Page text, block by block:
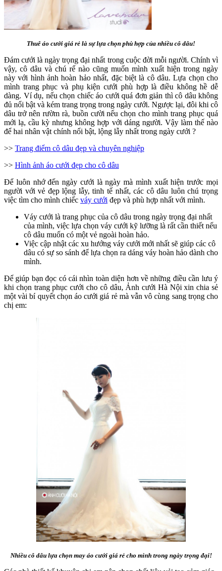
Thuê áo cưới giá rẻ là sự lựa chọn phù hợp của nhiều cô dâu!
Đám cưới là ngày trọng đại nhất trong cuộc đời mỗi người. Chính vì
vậy, cô dâu và chú rể nào cũng muốn mình xuất hiện trong ngày
này với hình ảnh hoàn hảo nhất, đặc biệt là cô dâu. Lựa chọn cho
mình trang phục và phụ kiện cưới phù hợp là điều không hề dễ
dàng. Ví dụ, nếu chọn chiếc áo cưới quá đơn giản thì cô dâu không
đủ nổi bật và kém trang trọng trong ngày cưới. Ngược lại, đôi khi cô
dâu trở nên rườm rà, buồn cười nếu chọn cho mình trang phục quá
mới lạ, cầu kỳ nhưng không hợp với dáng người. Vậy làm thế nào
để hai nhân vật chính nổi bật, lộng lẫy nhất trong ngày cưới ?
>> Trang điểm cô dâu đẹp và chuyên nghiệp
>> Hình ảnh áo cưới đẹp cho cô dâu
Để luôn nhớ đến ngày cưới là ngày mà mình xuất hiện trước mọi
người với vẻ đẹp lộng lẫy, tinh tế nhất, các cô dâu luôn chú trọng
việc tìm cho mình chiếc váy cưới đẹp và phù hợp nhất với mình.
Váy cưới là trang phục của cô dâu trong ngày trọng đại nhất
của mình, việc lựa chọn váy cưới kỹ lưỡng là rất cần thiết nếu
cô dâu muốn có một vẻ ngoài hoàn hảo.
Việc cập nhật các xu hướng váy cưới mới nhất sẽ giúp các cô
dâu có sự so sánh để lựa chọn ra dáng váy hoàn hảo dành cho
mình.
Để giúp bạn đọc có cái nhìn toàn diện hơn về những điều cần lưu ý
khi chọn trang phục cưới cho cô dâu, Ảnh cưới Hà Nội xin chia sẻ
một vài bí quyết chọn áo cưới giá rẻ mà vẫn vô cùng sang trọng cho
chị em:
Nhiều cô dâu lựa chọn may áo cưới giá rẻ cho mình trong ngày trọng đại!